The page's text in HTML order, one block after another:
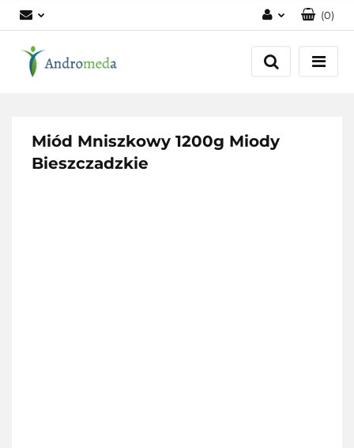
Zaloguj się
Zarejestruj się
(0)
Miód Mniszkowy 1200g Miody
Bieszczadzkie